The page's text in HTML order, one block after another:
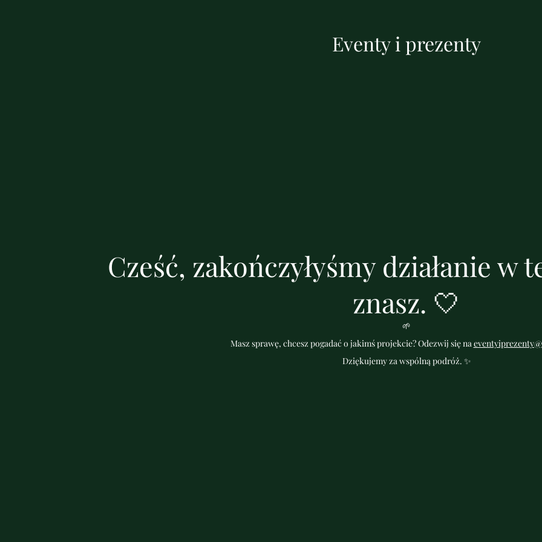
Eventy i prezenty
Cześć, zakończyłyśmy działanie w
znasz. 🤍
🌱
Masz sprawę, chcesz pogadać o jakimś projekcie? Odezwij się na
Dziękujemy za wspólną podróż. ✨